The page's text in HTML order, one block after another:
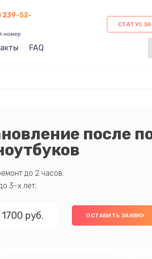
239-52-
номер
СТАТУС
FAQ
после
до 2 часов;
3-х лет;
руб. ОСТАВИТЬ ЗАЯВКУ